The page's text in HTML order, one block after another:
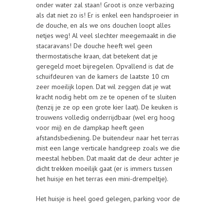
onder water zal staan! Groot is onze verbazing
als dat niet zo is! Er is enkel een handsproeier in
de douche, en als we ons douchen loopt alles
netjes weg! Al veel slechter meegemaakt in die
stacaravans! De douche heeft wel geen
thermostatische kraan, dat betekent dat je
geregeld moet bijregelen. Opvallend is dat de
schuifdeuren van de kamers de laatste 10 cm
zeer moeilijk lopen. Dat wil zeggen dat je wat
kracht nodig hebt om ze te openen of te sluiten
(tenzij je ze op een grote kier laat). De keuken is
trouwens volledig onderrijdbaar (wel erg hoog
voor mij) en de dampkap heeft geen
afstandsbediening. De buitendeur naar het terras
mist een lange verticale handgreep zoals we die
meestal hebben. Dat maakt dat de deur achter je
dicht trekken moeilijk gaat (er is immers tussen
het huisje en het terras een mini-drempeltje).
Het huisje is heel goed gelegen, parking voor de